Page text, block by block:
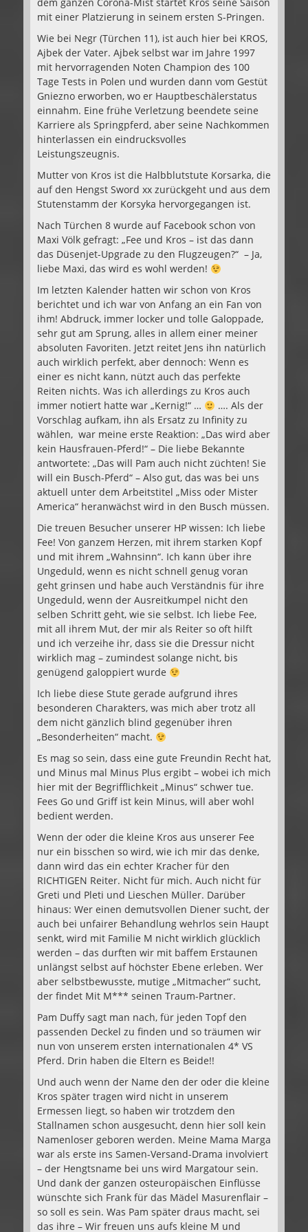
mit einer Platzierung in seinem ersten S-Pringen.
Wie bei Negr (Türchen 11), ist auch hier bei KROS,
Ajbek der Vater. Ajbek selbst war im Jahre 1997
mit hervorragenden Noten Champion des 100
Tage Tests in Polen und wurden dann vom Gestüt
Gniezno erworben, wo er Hauptbeschälerstatus
einnahm. Eine frühe Verletzung beendete seine
Karriere als Springpferd, aber seine Nachkommen
hinterlassen ein eindrucksvolles
Leistungszeugnis.
Mutter von Kros ist die Halbblutstute Korsarka, die
auf den Hengst Sword xx zurückgeht und aus dem
Stutenstamm der Korsyka hervorgegangen ist.
Nach Türchen 8 wurde auf Facebook schon von
Maxi Völk gefragt: „Fee und Kros – ist das dann
das Düsenjet-Upgrade zu den Flugzeugen?“ – Ja,
liebe Maxi, das wird es wohl werden!
Im letzten Kalender hatten wir schon von Kros
berichtet und ich war von Anfang an ein Fan von
ihm! Abdruck, immer locker und tolle Galoppade,
sehr gut am Sprung, alles in allem einer meiner
absoluten Favoriten. Jetzt reitet Jens ihn natürlich
auch wirklich perfekt, aber dennoch: Wenn es
einer es nicht kann, nützt auch das perfekte
Reiten nichts. Was ich allerdings zu Kros auch
immer notiert hatte war „Kernig!“ …
…. Als der
Vorschlag aufkam, ihn als Ersatz zu Infinity zu
wählen, war meine erste Reaktion: „Das wird aber
kein Hausfrauen-Pferd!“ – Die liebe Bekannte
antwortete: „Das will Pam auch nicht züchten! Sie
will ein Busch-Pferd“ – Also gut, das was bei uns
aktuell unter dem Arbeitstitel „Miss oder Mister
America“ heranwächst wird in den Busch müssen.
Die treuen Besucher unserer HP wissen: Ich liebe
Fee! Von ganzem Herzen, mit ihrem starken Kopf
und mit ihrem „Wahnsinn“. Ich kann über ihre
Ungeduld, wenn es nicht schnell genug voran
geht grinsen und habe auch Verständnis für ihre
Ungeduld, wenn der Ausreitkumpel nicht den
selben Schritt geht, wie sie selbst. Ich liebe Fee,
mit all ihrem Mut, der mir als Reiter so oft hilft
und ich verzeihe ihr, dass sie die Dressur nicht
wirklich mag – zumindest solange nicht, bis
genügend galoppiert wurde
Ich liebe diese Stute gerade aufgrund ihres
besonderen Charakters, was mich aber trotz all
dem nicht gänzlich blind gegenüber ihren
„Besonderheiten“ macht.
Es mag so sein, dass eine gute Freundin Recht hat,
und Minus mal Minus Plus ergibt – wobei ich mich
hier mit der Begrifflichkeit „Minus“ schwer tue.
Fees Go und Griff ist kein Minus, will aber wohl
bedient werden.
Wenn der oder die kleine Kros aus unserer Fee
nur ein bisschen so wird, wie ich mir das denke,
dann wird das ein echter Kracher für den
RICHTIGEN Reiter. Nicht für mich. Auch nicht für
Greti und Pleti und Lieschen Müller. Darüber
hinaus: Wer einen demutsvollen Diener sucht, der
auch bei unfairer Behandlung wehrlos sein Haupt
senkt, wird mit Familie M nicht wirklich glücklich
werden – das durften wir mit baffem Erstaunen
unlängst selbst auf höchster Ebene erleben. Wer
aber selbstbewusste, mutige „Mitmacher“ sucht,
der findet Mit M*** seinen Traum-Partner.
Pam Duffy sagt man nach, für jeden Topf den
passenden Deckel zu finden und so träumen wir
nun von unserem ersten internationalen 4* VS
Pferd. Drin haben die Eltern es Beide!!
Und auch wenn der Name den der oder die kleine
Kros später tragen wird nicht in unserem
Ermessen liegt, so haben wir trotzdem den
Stallnamen schon ausgesucht, denn hier soll kein
Namenloser geboren werden. Meine Mama Marga
war als erste ins Samen-Versand-Drama involviert
– der Hengtsname bei uns wird Margatour sein.
Und dank der ganzen osteuropäischen Einflüsse
wünschte sich Frank für das Mädel Masurenflair –
so soll es sein. Was Pam später draus macht, sei
das ihre – Wir freuen uns aufs kleine M und